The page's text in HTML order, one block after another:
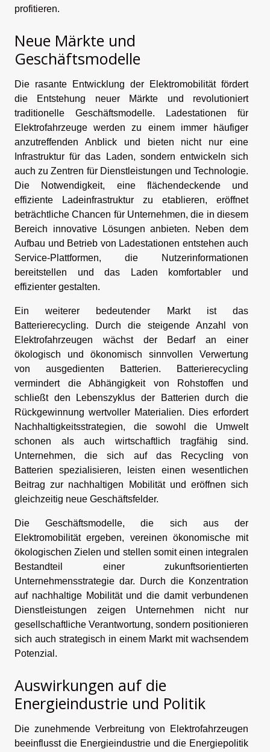
profitieren.
Neue Märkte und
Geschäftsmodelle
Die rasante Entwicklung der Elektromobilität fördert
die Entstehung neuer Märkte und revolutioniert
traditionelle Geschäftsmodelle. Ladestationen für
Elektrofahrzeuge werden zu einem immer häufiger
anzutreffenden Anblick und bieten nicht nur eine
Infrastruktur für das Laden, sondern entwickeln sich
auch zu Zentren für Dienstleistungen und Technologie.
Die Notwendigkeit, eine flächendeckende und
effiziente Ladeinfrastruktur zu etablieren, eröffnet
beträchtliche Chancen für Unternehmen, die in diesem
Bereich innovative Lösungen anbieten. Neben dem
Aufbau und Betrieb von Ladestationen entstehen auch
Service-Plattformen, die Nutzerinformationen
bereitstellen und das Laden komfortabler und
effizienter gestalten.
Ein weiterer bedeutender Markt ist das
Batterierecycling. Durch die steigende Anzahl von
Elektrofahrzeugen wächst der Bedarf an einer
ökologisch und ökonomisch sinnvollen Verwertung
von ausgedienten Batterien. Batterierecycling
vermindert die Abhängigkeit von Rohstoffen und
schließt den Lebenszyklus der Batterien durch die
Rückgewinnung wertvoller Materialien. Dies erfordert
Nachhaltigkeitsstrategien, die sowohl die Umwelt
schonen als auch wirtschaftlich tragfähig sind.
Unternehmen, die sich auf das Recycling von
Batterien spezialisieren, leisten einen wesentlichen
Beitrag zur nachhaltigen Mobilität und eröffnen sich
gleichzeitig neue Geschäftsfelder.
Die Geschäftsmodelle, die sich aus der
Elektromobilität ergeben, vereinen ökonomische mit
ökologischen Zielen und stellen somit einen integralen
Bestandteil einer zukunftsorientierten
Unternehmensstrategie dar. Durch die Konzentration
auf nachhaltige Mobilität und die damit verbundenen
Dienstleistungen zeigen Unternehmen nicht nur
gesellschaftliche Verantwortung, sondern positionieren
sich auch strategisch in einem Markt mit wachsendem
Potenzial.
Auswirkungen auf die
Energieindustrie und Politik
Die zunehmende Verbreitung von Elektrofahrzeugen
beeinflusst die Energieindustrie und die Energiepolitik